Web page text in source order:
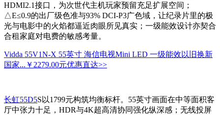
HDMI2.1接口，为次世代主机玩家预留充足扩展空间；
△E≤0.9的出厂级色准与93% DCI-P3广色域，让纪录片里的极
光与电影中的火焰都逼近肉眼所见真实；一级能效设计亦契合
合租家庭对电费的敏感考量。
Vidda 55V1N-X 55英寸 海信电视Mini LED 一级能效以旧换新
国家... ￥2279.00元优惠直达>>
长虹55D5S以1799元构筑均衡标杆。55英寸画面在中等面积客
厅中张力十足，HDR与4K超高清协同强化纵深感；无线投屏